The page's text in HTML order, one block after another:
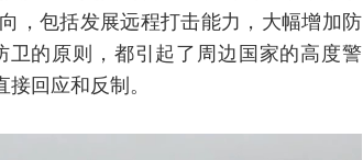
，包括发展远程打击能力，大幅增加防
的原则，都引起了周边国家的高度警
回应和反制。